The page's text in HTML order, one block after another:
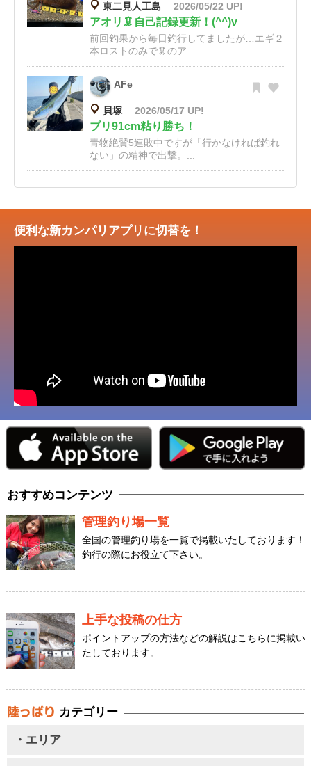
東二見人工島 2026/05/22 UP!
アオリ🦑自己記録更新！(^^)v
前回釣果から毎日釣行してましたが…エギ２
本ロストのみで🦑のア...
AFe
貝塚 2026/05/17 UP!
ブリ91cm粘り勝ち！
青物絶賛5連敗中ですが「行かなければ釣れ
ない」の精神で出撃。...
便利な新カンパリアプリに切替を！
おすすめコンテンツ
管理釣り場一覧
全国の管理釣り場を一覧で掲載いたしております！
釣行の際にお役立て下さい。
上手な投稿の仕方
ポイントアップの方法などの解説はこちらに掲載い
たしております。
カテゴリー
・エリア